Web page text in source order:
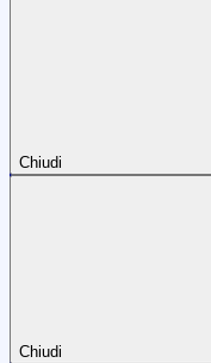
Chiudi
Chiudi